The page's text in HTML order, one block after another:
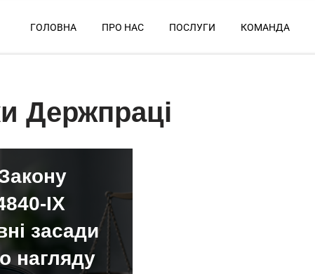
ГОЛОВНА ПРО НАС ПОСЛУГИ КОМАНДА
Держпраці
IX
засади
нагляду